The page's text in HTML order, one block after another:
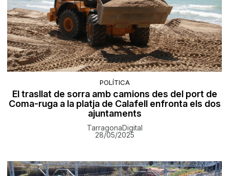
POLÍTICA
El trasllat de sorra amb camions des del port de
Coma-ruga a la platja de Calafell enfronta els dos
ajuntaments
TarragonaDigital
28/05/2025